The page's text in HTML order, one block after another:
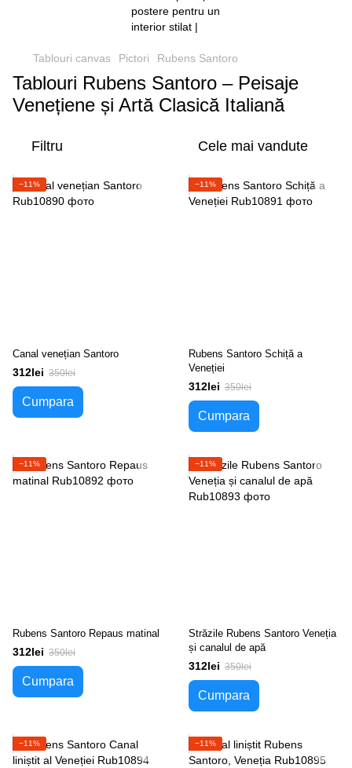
Tablouri canvas Pictori Rubens Santoro
Tablouri Rubens Santoro – Peisaje
Venețiene și Artă Clasică Italiană
Filtru Cele mai vandute
−11%
Canal venețian Santoro
312lei 350lei
Cumpara
−11%
Rubens Santoro Schiță a
Veneției
312lei 350lei
Cumpara
−11%
Rubens Santoro Repaus matinal
312lei 350lei
Cumpara
−11%
Străzile Rubens Santoro Veneția
și canalul de apă
312lei 350lei
Cumpara
−11% −11%